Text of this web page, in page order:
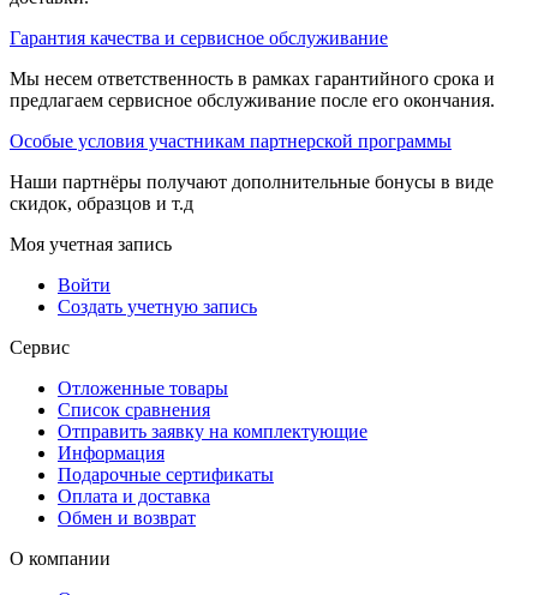
Гарантия качества и сервисное обслуживание
Мы несем ответственность в рамках гарантийного срока и
предлагаем сервисное обслуживание после его окончания.
Особые условия участникам партнерской программы
Наши партнёры получают дополнительные бонусы в виде
скидок, образцов и т.д
Моя учетная запись
Войти
Создать учетную запись
Сервис
Отложенные товары
Список сравнения
Отправить заявку на комплектующие
Информация
Подарочные сертификаты
Оплата и доставка
Обмен и возврат
О компании